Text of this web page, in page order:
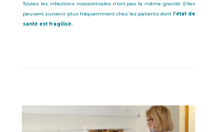
Toutes les infections nosocomiales n’ont pas la même gravité. Elles
peuvent survenir plus fréquemment chez les patients dont l’état de
santé est fragilisé.